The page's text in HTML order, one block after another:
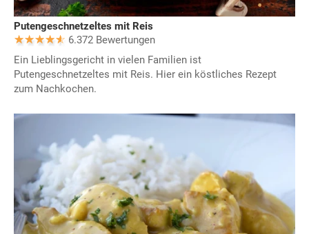
Putengeschnetzeltes mit Reis
6.372 Bewertungen
Ein Lieblingsgericht in vielen Familien ist
Putengeschnetzeltes mit Reis. Hier ein köstliches Rezept
zum Nachkochen.